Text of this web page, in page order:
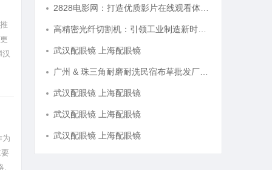
为
武汉配眼镜 上海配眼镜
武汉配眼镜 上海配眼镜
武汉配眼镜 上海配眼镜
武汉配眼镜 上海配眼镜